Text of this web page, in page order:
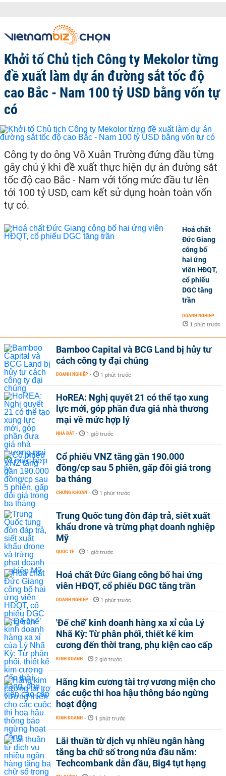
Khởi tố Chủ tịch Công ty Mekolor từng
đề xuất làm dự án đường sắt tốc độ
cao Bắc - Nam 100 tỷ USD bằng vốn tự
có
Công ty do ông Võ Xuân Trường đứng đầu từng
gây chú ý khi đề xuất thực hiện dự án đường sắt
tốc độ cao Bắc - Nam với tổng mức đầu tư lên
tới 100 tỷ USD, cam kết sử dụng hoàn toàn vốn
tự có.
Hoá chất
Đức Giang
công bố
hai ứng
viên HĐQT,
cổ phiếu
DGC tăng
trần
DOANH NGHIỆP -
1 phút trước
Bamboo Capital và BCG Land bị hủy tư
cách công ty đại chúng
DOANH NGHIỆP - 1 phút trước
HoREA: Nghị quyết 21 có thể tạo xung
lực mới, góp phần đưa giá nhà thương
mại về mức hợp lý
NHÀ ĐẤT - 1 giờ trước
Cổ phiếu VNZ tăng gần 190.000
đồng/cp sau 5 phiên, gấp đôi giá trong
ba tháng
CHỨNG KHOÁN - 1 phút trước
Trung Quốc tung đòn đáp trả, siết xuất
khẩu drone và trừng phạt doanh nghiệp
Mỹ
QUỐC TẾ - 1 giờ trước
Hoá chất Đức Giang công bố hai ứng
viên HĐQT, cổ phiếu DGC tăng trần
DOANH NGHIỆP - 1 phút trước
'Đế chế’ kinh doanh hàng xa xỉ của Lý
Nhã Kỳ: Từ phân phối, thiết kế kim
cương đến thời trang, phụ kiện cao cấp
KINH DOANH - 2 giờ trước
Hãng kim cương tài trợ vương miện cho
các cuộc thi hoa hậu thông báo ngừng
hoạt động
KINH DOANH - 1 phút trước
Lãi thuần từ dịch vụ nhiều ngân hàng
tăng ba chữ số trong nửa đầu năm:
Techcombank dẫn đầu, Big4 tụt hạng